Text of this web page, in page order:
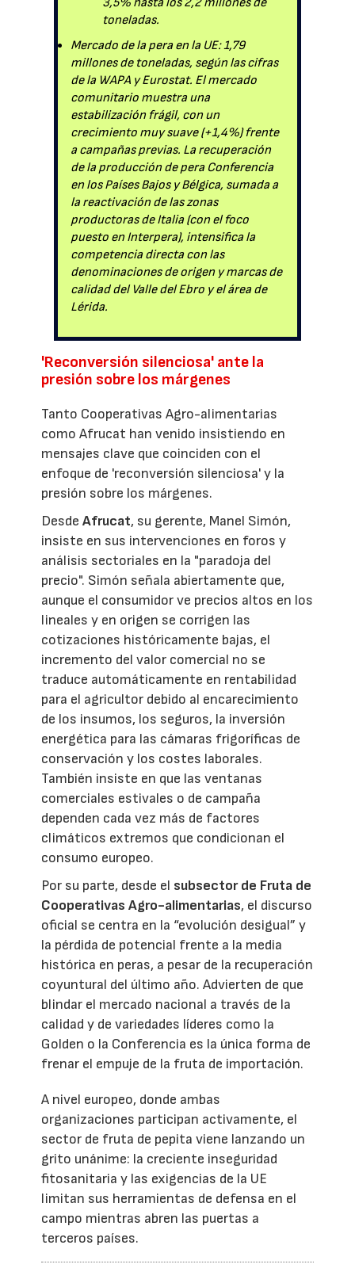
toneladas.
Mercado de la pera en la UE: 1,79
millones de toneladas, según las cifras
de la WAPA y Eurostat. El mercado
comunitario muestra una
estabilización frágil, con un
crecimiento muy suave (+1,4%) frente
a campañas previas. La recuperación
de la producción de pera Conferencia
en los Países Bajos y Bélgica, sumada a
la reactivación de las zonas
productoras de Italia (con el foco
puesto en Interpera), intensifica la
competencia directa con las
denominaciones de origen y marcas de
calidad del Valle del Ebro y el área de
Lérida.
'Reconversión silenciosa' ante la
presión sobre los márgenes
Tanto Cooperativas Agro-alimentarias
como Afrucat han venido insistiendo en
mensajes clave que coinciden con el
enfoque de 'reconversión silenciosa' y la
presión sobre los márgenes.
DesdeAfrucat, su gerente, Manel Simón,
insiste en sus intervenciones en foros y
análisis sectoriales en la "paradoja del
precio". Simón señala abiertamente que,
aunque el consumidor ve precios altos en los
lineales y en origen se corrigen las
cotizaciones históricamente bajas, el
incremento del valor comercial no se
traduce automáticamente en rentabilidad
para el agricultor debido al encarecimiento
de los insumos, los seguros, la inversión
energética para las cámaras frigoríficas de
conservación y los costes laborales.
También insiste en que las ventanas
comerciales estivales o de campaña
dependen cada vez más de factores
climáticos extremos que condicionan el
consumo europeo.
Por su parte, desde el subsector de Fruta de
Cooperativas Agro-alimentarias, el discurso
oficial se centra en la “evolución desigual” y
la pérdida de potencial frente a la media
histórica en peras, a pesar de la recuperación
coyuntural del último año. Advierten de que
blindar el mercado nacional a través de la
calidad y de variedades líderes como la
Golden o la Conferencia es la única forma de
frenar el empuje de la fruta de importación.
A nivel europeo, donde ambas
organizaciones participan activamente, el
sector de fruta de pepita viene lanzando un
grito unánime: la creciente inseguridad
fitosanitaria y las exigencias de la UE
limitan sus herramientas de defensa en el
campo mientras abren las puertas a
terceros países.